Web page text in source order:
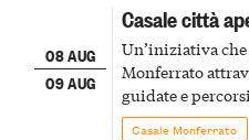
08 AUG
09 AUG
Casale città
Un’iniziativa
Monferrato
guidate e
Casale Monferrato